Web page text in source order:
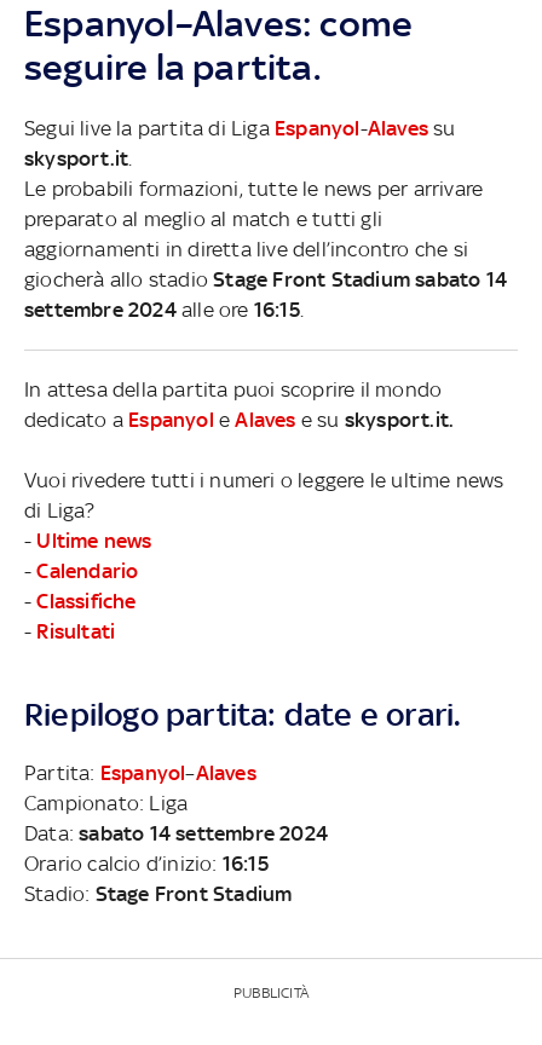
Espanyol–Alaves: come
seguire la partita.
Segui live la partita di Liga Espanyol-Alaves su
skysport.it
Le probabili formazioni, tutte le news per arrivare
preparato al meglio al match e tutti gli
aggiornamenti in diretta live dell’incontro che si
giocherà allo stadioStage Front Stadium sabato 14
settembre 2024alle ore 16:15.
In attesa della partita puoi scoprire il mondo
dedicato a Espanyol eAlaves e su skysport.it.
Vuoi rivedere tutti i numeri o leggere le ultime news
di Liga?
- Ultime news
-Calendario
-Classifiche
- Risultati
Riepilogo partita: date e orari.
Partita: Espanyol–Alaves
Campionato: Liga
Data:sabato 14 settembre 2024
Orario calcio d’inizio: 16:15
Stadio: Stage Front Stadium
PUBBLICITÀ